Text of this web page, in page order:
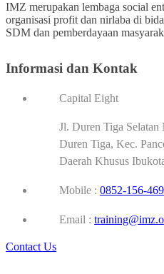
IMZ merupakan lembaga social
organisasi profit dan nirlaba di
SDM dan pemberdayaan
Informasi dan Kontak
Capital Eight
Jl. Duren Tiga Selatan
Duren Tiga, Kec.
Daerah Khusus
Mobile : 0852-156-
Email :
Contact Us